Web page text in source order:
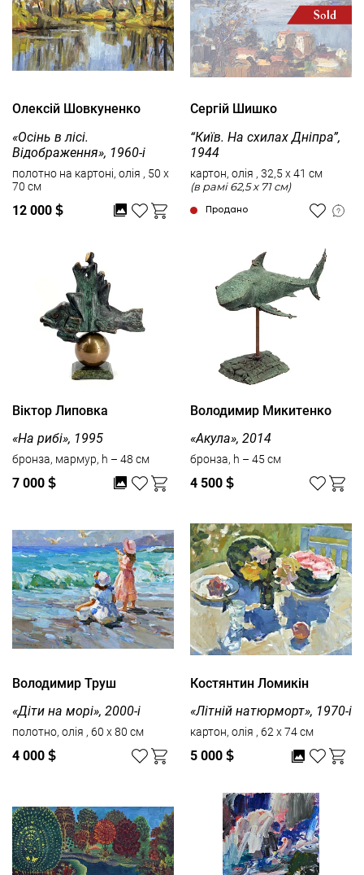
Олексій Шовкуненко
«Осінь в лісі.
Відображення», 1960-і
полотно на картоні, олія , 50 x
70 см
12 000 $
Сергій Шишко
“Київ. На схилах Дніпра”,
1944
картон, олія , 32,5 x 41 см
(в рамі 62,5 x 71 см)
Продано
Віктор Липовка
«На рибі», 1995
бронза, мармур, h – 48 см
7 000 $
Володимир Микитенко
«Акула», 2014
бронза, h – 45 см
4 500 $
Володимир Труш
«Діти на морі», 2000-і
полотно, олія , 60 x 80 см
4 000 $
Костянтин Ломикін
«Літній натюрморт», 1970-і
картон, олія , 62 x 74 см
5 000 $